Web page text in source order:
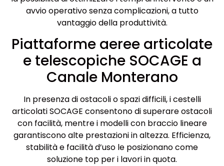
avvio operativo senza complicazioni, a tutto
vantaggio della produttività.
Piattaforme aeree articolate
e telescopiche SOCAGE a
Canale Monterano
In presenza di ostacoli o spazi difficili, i cestelli
articolati SOCAGE consentono di superare ostacoli
con facilità, mentre i modelli con braccio lineare
garantiscono alte prestazioni in altezza. Efficienza,
stabilità e facilità d’uso le posizionano come
soluzione top per i lavori in quota.